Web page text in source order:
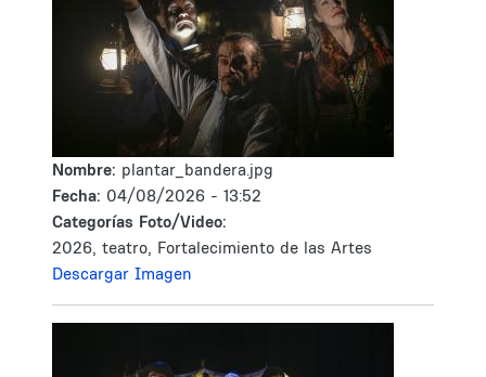
Nombre: plantar_bandera.jpg
Fecha: 04/08/2026 - 13:52
Categorías Foto/Video:
2026, teatro, Fortalecimiento de las Artes
Descargar Imagen